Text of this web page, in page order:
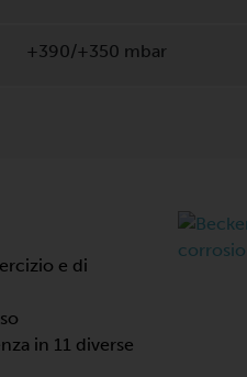
+390/+350 mbar
e di
in 11 diverse